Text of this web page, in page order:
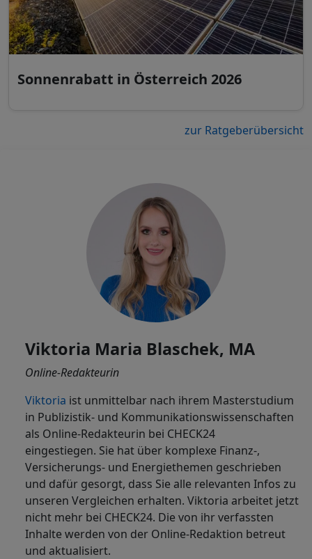
Sonnenrabatt in Österreich 2026
zur Ratgeberübersicht
Viktoria Maria Blaschek, MA
Online-Redakteurin
Viktoria ist unmittelbar nach ihrem Masterstudium
in Publizistik- und Kommunikationswissenschaften
als Online-Redakteurin bei CHECK24
eingestiegen. Sie hat über komplexe Finanz-,
Versicherungs- und Energiethemen geschrieben
und dafür gesorgt, dass Sie alle relevanten Infos zu
unseren Vergleichen erhalten. Viktoria arbeitet jetzt
nicht mehr bei CHECK24. Die von ihr verfassten
Inhalte werden von der Online-Redaktion betreut
und aktualisiert.